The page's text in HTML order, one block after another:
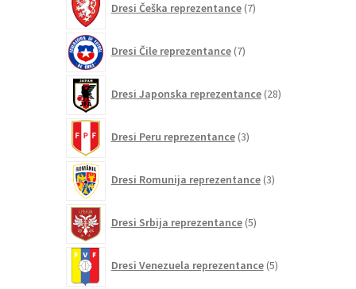
Dresi Češka reprezentance 7izdelkov
Dresi Čile reprezentance 7izdelkov
Dresi Japonska reprezentance 28izdelkov
Dresi Peru reprezentance 3izdelki
Dresi Romunija reprezentance 3izdelki
Dresi Srbija reprezentance 5izdelkov
Dresi Venezuela reprezentance 5izdelkov